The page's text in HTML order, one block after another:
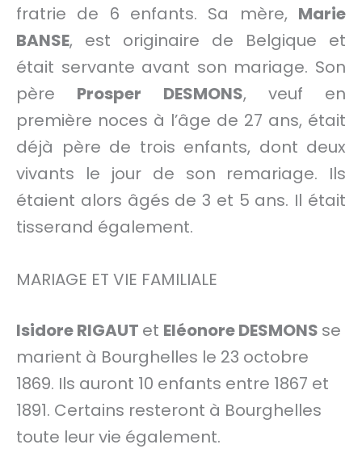
fratrie de 6 enfants. Sa mère, Marie
BANSE, est originaire de Belgique et
était servante avant son mariage. Son
père Prosper DESMONS, veuf en
première noces à l’âge de 27 ans, était
déjà père de trois enfants, dont deux
vivants le jour de son remariage. Ils
étaient alors âgés de 3 et 5 ans. Il était
tisserand également.
MARIAGE ET VIE FAMILIALE
Isidore RIGAUT et Eléonore DESMONS se
marient à Bourghelles le 23 octobre
1869. Ils auront 10 enfants entre 1867 et
1891. Certains resteront à Bourghelles
toute leur vie également.